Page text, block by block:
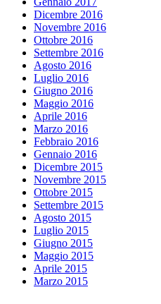
Dicembre 2016
Novembre 2016
Ottobre 2016
Settembre 2016
Agosto 2016
Luglio 2016
Giugno 2016
Maggio 2016
Aprile 2016
Marzo 2016
Febbraio 2016
Gennaio 2016
Dicembre 2015
Novembre 2015
Ottobre 2015
Settembre 2015
Agosto 2015
Luglio 2015
Giugno 2015
Maggio 2015
Aprile 2015
Marzo 2015